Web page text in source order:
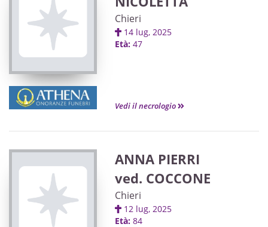
Chieri
14 lug, 2025
Età: 47
Vedi il necrologio
ANNA PIERRI
ved. COCCONE
Chieri
12 lug, 2025
Età: 84